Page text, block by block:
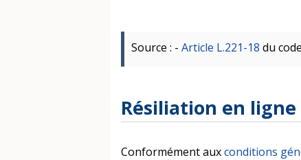
Source : - Article L.221-18 du
Résiliation en ligne
Conformément auxconditions